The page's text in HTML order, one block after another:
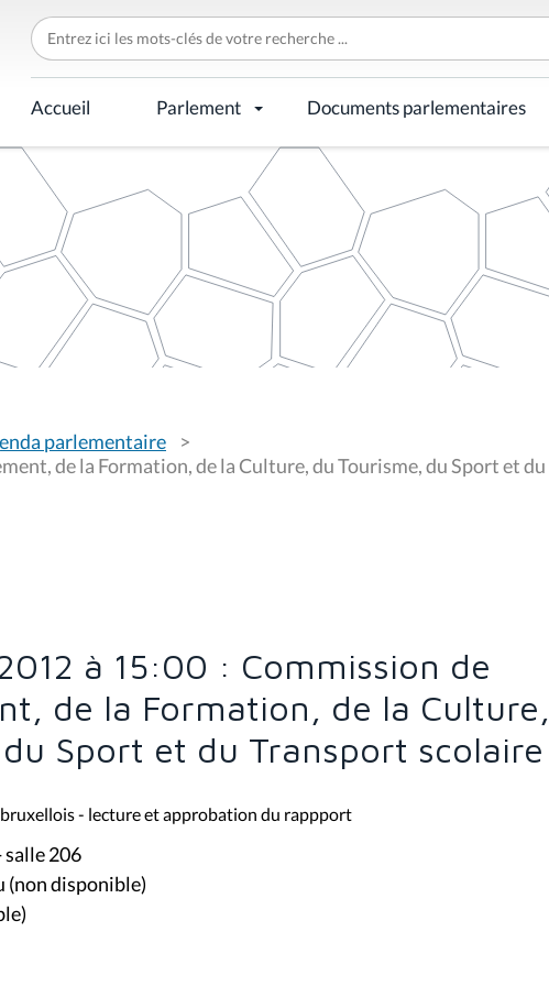
C
h
e
r
c
h
r
p
Accueil Parlement Documents parlementaires
parlementaire
de la Formation, de la Culture, du Tourisme, du Sport et du
à 15:00 : Commission de
de la Formation, de la Culture,
Sport et du Transport scolaire
- lecture et approbation du rappport
salle 206
(non disponible)